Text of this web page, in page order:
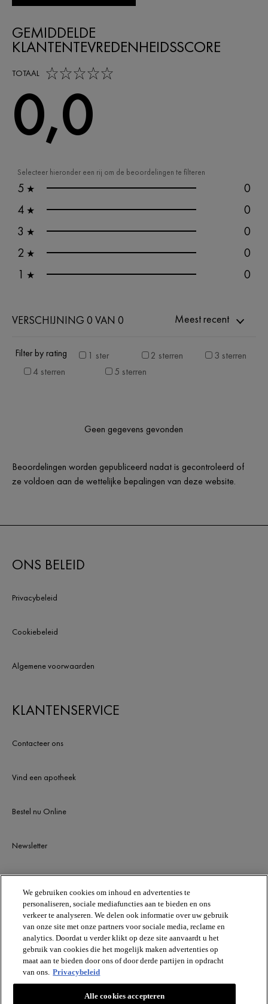
Selecteer hieronder een rij om de beoordelingen te filteren
5 ★
0
4 ★
0
3 ★
0
2 ★
0
1 ★ 0
GEMIDDELDE
KLANTENTEVREDENHEIDSSCORE
TOTAAL
0,0 out of 5 stars
0,0
VERSCHIJNING 0 VAN 0 Meest recent
Filter by rating 1 ster 2 sterren
3 sterren
4 sterren
5 sterren
Geen gegevens gevonden
Beoordelingen worden gepubliceerd nadat is gecontroleerd of
ze voldoen aan de wettelijke bepalingen van deze website.
ONS BELEID
Privacybeleid
Cookiebeleid
Algemene voorwaarden
KLANTENSERVICE
Contacteer ons
Vind een apotheek
Bestel nu Online
Newsletter
BLIJF OP DE HOOGTE
VICHY
Vichy France CAI/CAF 03
We gebruiken cookies om inhoud en advertenties te
personaliseren, sociale mediafuncties aan te bieden en ons
verkeer te analyseren. We delen ook informatie over uw gebruik
van onze site met onze partners voor sociale media, reclame en
analytics. Doordat u verder klikt op deze site aanvaardt u het
gebruik van cookies die het mogelijk maken advertenties op
maat aan te bieden door ons of door derde partijen in opdracht
van ons. Privacybeleid
Alle cookies accepteren